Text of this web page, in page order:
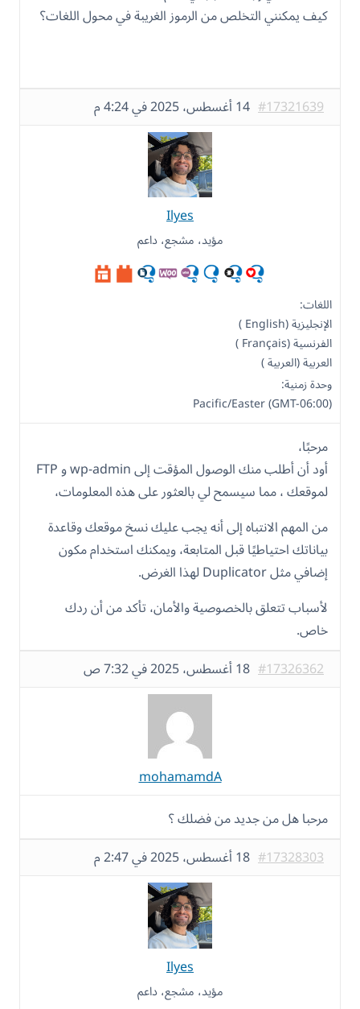
كيف يمكنني التخلص من الرموز الغريبة في محول اللغات؟
14 أغسطس، 2025 في 4:24 م #17321639
Ilyes
مؤيد، مشجع، داعم
اللغات:
الإنجليزية (English )
الفرنسية (Français )
العربية (العربية )
وحدة زمنية:
Pacific/Easter (GMT-06:00)
مرحبًا،
أود أن أطلب منك الوصول المؤقت إلى wp-admin و FTP
لموقعك ، مما سيسمح لي بالعثور على هذه المعلومات،
من المهم الانتباه إلى أنه يجب عليك نسخ موقعك وقاعدة
بياناتك احتياطيًا قبل المتابعة، ويمكنك استخدام مكون
إضافي مثل Duplicator لهذا الغرض.
لأسباب تتعلق بالخصوصية والأمان، تأكد من أن ردك
خاص.
18 أغسطس، 2025 في 7:32 ص #17326362
mohamamdA
مرحبا هل من جديد من فضلك ؟
18 أغسطس، 2025 في 2:47 م #17328303
Ilyes
مؤيد، مشجع، داعم